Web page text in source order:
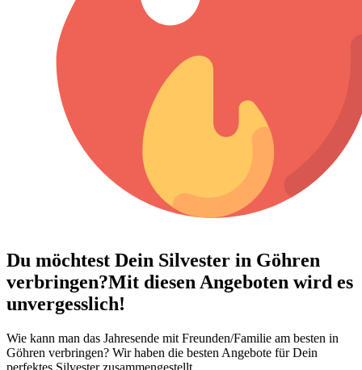
Du möchtest Dein Silvester in Göhren
verbringen?Mit diesen Angeboten wird es
unvergesslich!
Wie kann man das Jahresende mit Freunden/Familie am besten in
Göhren verbringen? Wir haben die besten Angebote für Dein
perfektes Silvester zusammengestellt.